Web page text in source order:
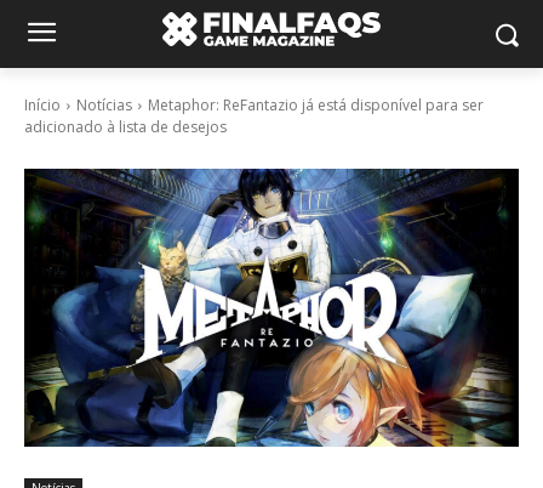
Início Notícias
Metaphor: ReFantazio já está disponível para ser
adicionado à lista de desejos